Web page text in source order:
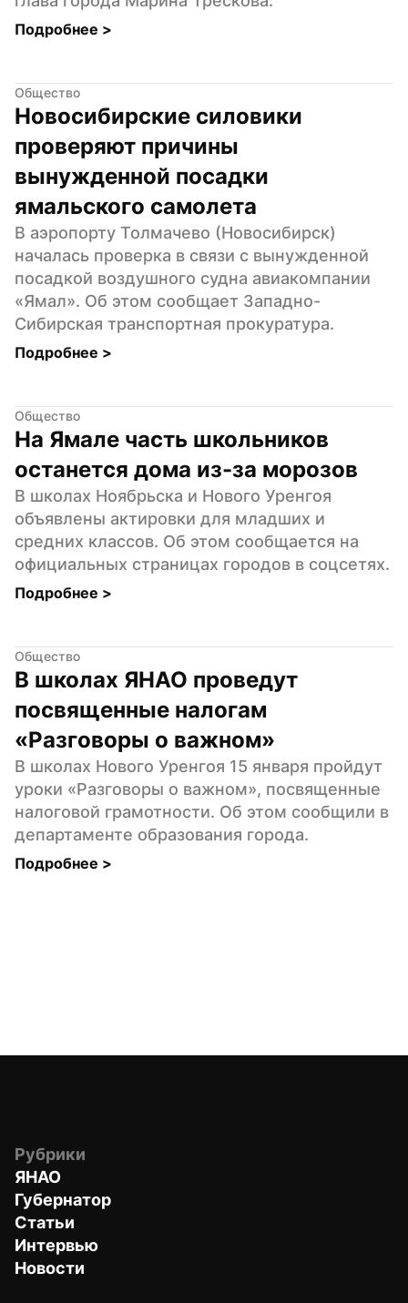
Подробнее >
Общество
Новосибирские силовики
проверяют причины
вынужденной посадки
ямальского самолета
В аэропорту Толмачево (Новосибирск)
началась проверка в связи с вынужденной
посадкой воздушного судна авиакомпании
«Ямал». Об этом сообщает Западно-
Сибирская транспортная прокуратура.
Подробнее >
Общество
На Ямале часть школьников
останется дома из-за морозов
В школах Ноябрьска и Нового Уренгоя
объявлены актировки для младших и
средних классов. Об этом сообщается на
официальных страницах городов в соцсетях.
Подробнее >
Общество
В школах ЯНАО проведут
посвященные налогам
«Разговоры о важном»
В школах Нового Уренгоя 15 января пройдут
уроки «Разговоры о важном», посвященные
налоговой грамотности. Об этом сообщили в
департаменте образования города.
Подробнее >
Рубрики
ЯНАО
Губернатор
Статьи
Интервью
Новости